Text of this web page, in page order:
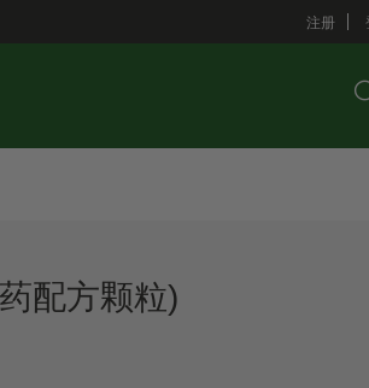
注册
配方颗粒)